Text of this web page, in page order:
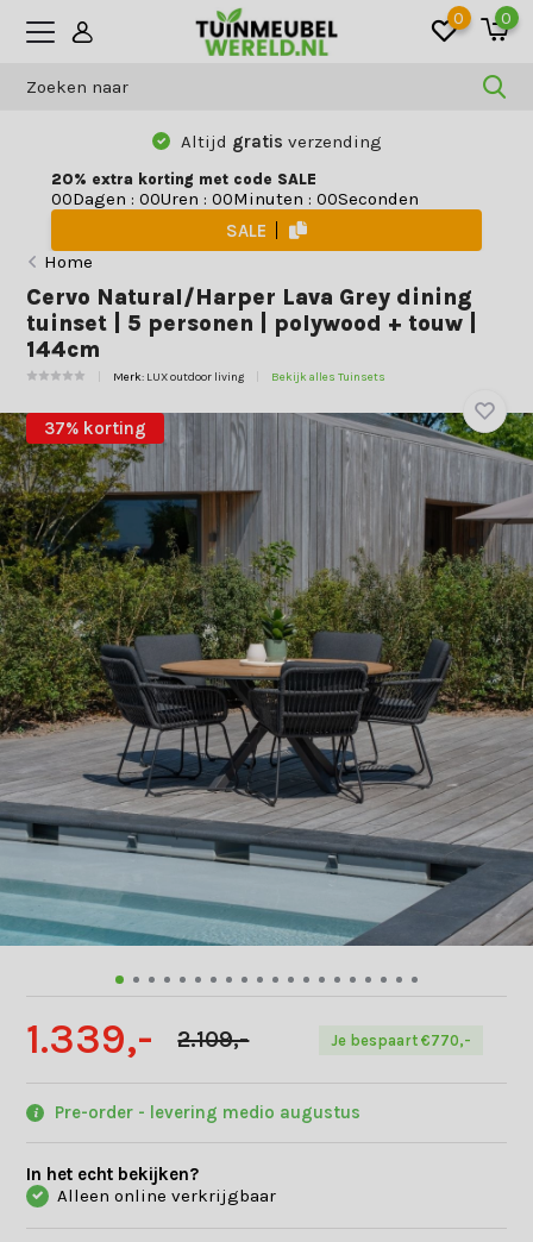
0 0
Altijd gratis verzending
20% extra korting met code SALE
00Dagen : 00Uren : 00Minuten : 00Seconden
SALE
Home
Cervo Natural/Harper Lava Grey dining
tuinset | 5 personen | polywood + touw |
144cm
Merk: LUX outdoor living Bekijk alles Tuinsets
37% korting
1.339,- 2.109,- Je bespaart €770,-
Pre-order - levering medio augustus
In het echt bekijken?
Alleen online verkrijgbaar